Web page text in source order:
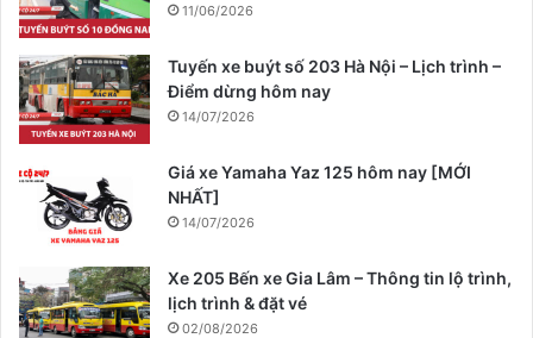
11/06/2026
Tuyến xe buýt số 203 Hà Nội – Lịch trình –
Điểm dừng hôm nay
14/07/2026
Giá xe Yamaha Yaz 125 hôm nay [MỚI
NHẤT]
14/07/2026
Xe 205 Bến xe Gia Lâm – Thông tin lộ trình,
lịch trình & đặt vé
02/08/2026